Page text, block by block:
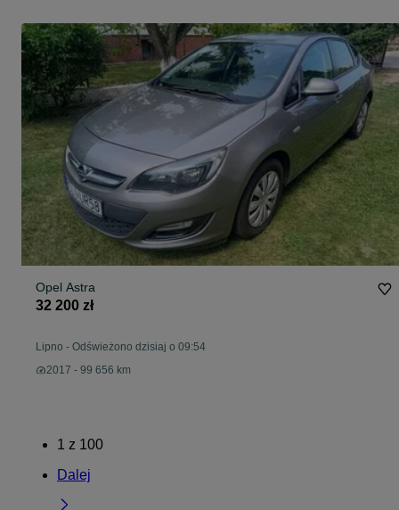
Opel Astra
32 200 zł
Lipno - Odświeżono dzisiaj o 09:54
2017 - 99 656 km
1 z 100
Dalej